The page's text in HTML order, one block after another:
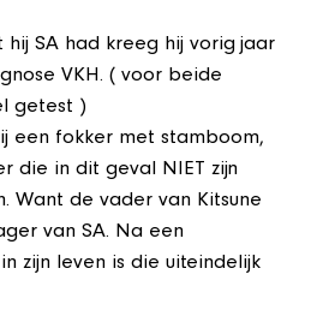
SA had kreeg hij vorig jaar
VKH. ( voor beide
getest )
een fokker met stamboom,
die in dit geval NIET zijn
Want de vader van Kitsune
van SA. Na een
zijn leven is die uiteindelijk